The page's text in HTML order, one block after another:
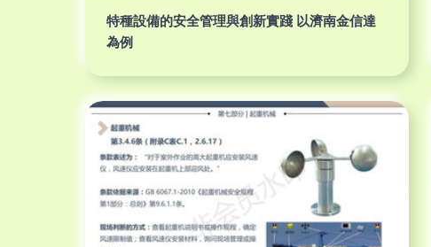
特種設備的安全管理與創新實踐 以濟南金信達
為例